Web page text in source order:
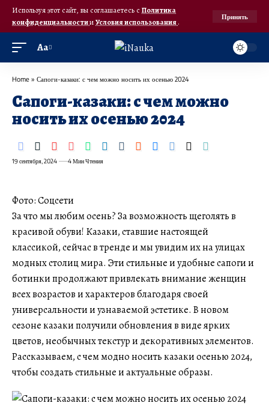
Используя этот сайт, вы соглашаетесь с Политика
конфиденциальностииУсловия использования.
Принять
Аа
Home » Сапоги-казаки: с чем можно носить их осенью 2024
Сапоги-казаки: с чем можно
носить их осенью 2024
19 сентября, 2024 4 Мин Чтения
Фото: Соцсети
За что мы любим осень? За возможность щеголять в
красивой обуви! Казаки, ставшие настоящей
классикой, сейчас в тренде и мы увидим их на улицах
модных столиц мира. Эти стильные и удобные сапоги и
ботинки продолжают привлекать внимание женщин
всех возрастов и характеров благодаря своей
универсальности и узнаваемой эстетике. В новом
сезоне казаки получили обновления в виде ярких
цветов, необычных текстур и декоративных элементов.
Рассказываем, с чем модно носить казаки осенью 2024,
чтобы создать стильные и актуальные образы.